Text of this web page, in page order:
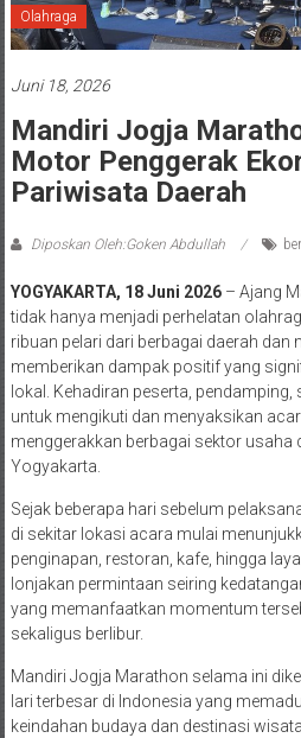
Olahraga
Juni 18, 2026
Mandiri Jogja
Motor Penggerak
Pariwisata Daerah
Diposkan Oleh:Goken Abdullah
YOGYAKARTA, 18 Juni 2026– Ajang
tidak hanya menjadi perhelatan
ribuan pelari dari berbagai daerah dan
memberikan dampak positif yang
lokal. Kehadiran peserta,
untuk mengikuti dan menyaksikan
menggerakkan berbagai sektor usaha
Yogyakarta.
Sejak beberapa hari sebelum
di sekitar lokasi acara mulai
penginapan, restoran, kafe, hingga
lonjakan permintaan seiring
yang memanfaatkan momentum
sekaligus berlibur.
Mandiri Jogja Marathon selama ini
lari terbesar di Indonesia yang
keindahan budaya dan destinasi